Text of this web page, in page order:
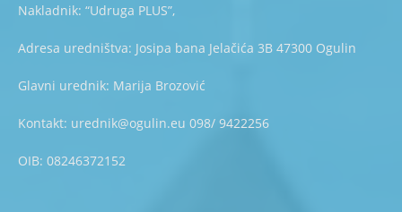
Nakladnik: “Udruga PLUS”,
Adresa uredništva: Josipa bana Jelačića 3B 47300 Ogulin
Glavni urednik: Marija Brozović
Kontakt: urednik@ogulin.eu 098/ 9422256
OIB: 08246372152